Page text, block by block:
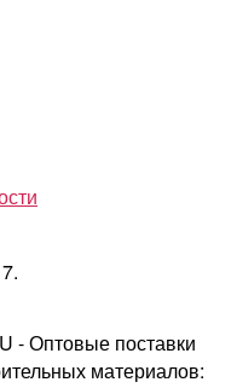
- Оптовые поставки
материалов: